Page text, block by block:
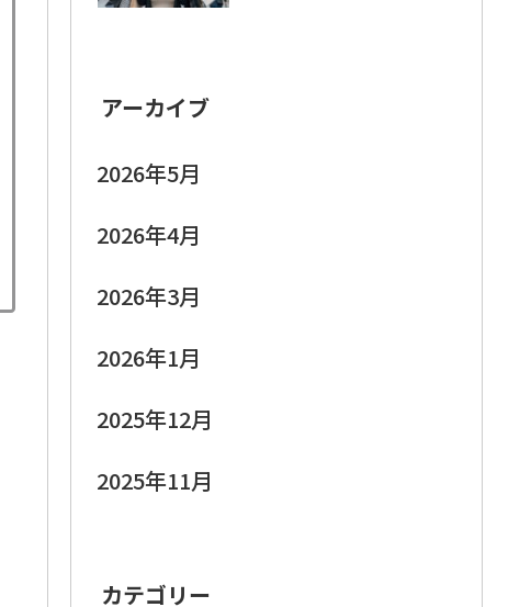
アーカイブ
2026年5月
2026年4月
2026年3月
2026年1月
2025年12月
2025年11月
カテゴリー